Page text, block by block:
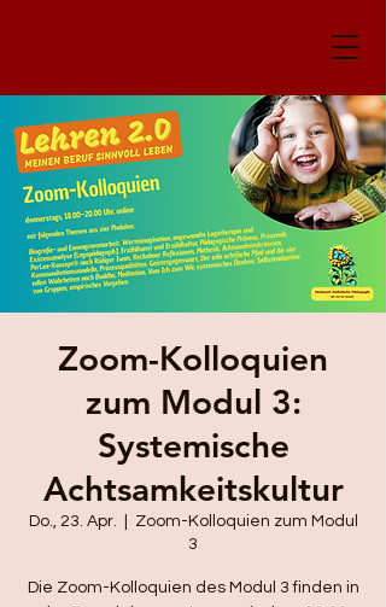
Zoom-Kolloquien
zum Modul 3:
Systemische
Achtsamkeitskultur
Do., 23. Apr.
Zoom-Kolloquien zum Modul
3
Die Zoom-Kolloquien des Modul 3 finden in